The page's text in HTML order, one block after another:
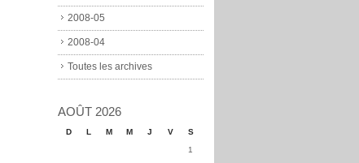
2008-05
2008-04
Toutes les archives
AOÛT 2026
D L M M J V
S
1